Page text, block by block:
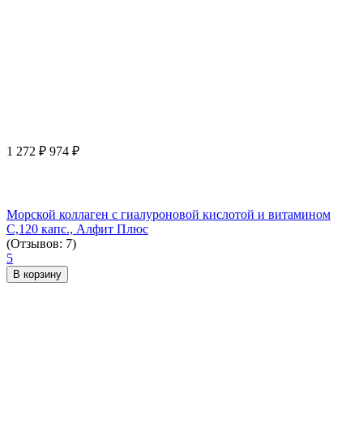
1 272 ₽ 974 ₽
Морской коллаген с гиалуроновой кислотой и витамином
С,120 капс., Алфит Плюс
(Отзывов: 7)
5
В корзину